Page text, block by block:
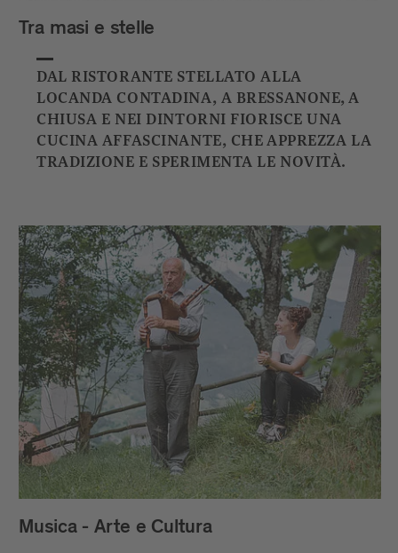
Tra masi e stelle
DAL RISTORANTE STELLATO ALLA
LOCANDA CONTADINA, A BRESSANONE, A
CHIUSA E NEI DINTORNI FIORISCE UNA
CUCINA AFFASCINANTE, CHE APPREZZA LA
TRADIZIONE E SPERIMENTA LE NOVITÀ.
Musica - Arte e Cultura